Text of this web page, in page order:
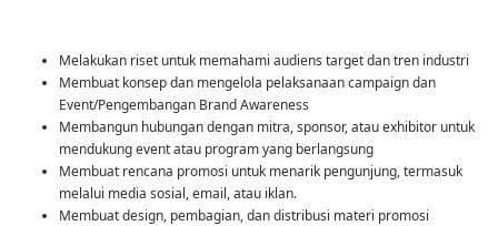
Melakukan riset untuk memahami audiens target dan tren industri
Membuat konsep dan mengelola pelaksanaan campaign dan
Event/Pengembangan Brand Awareness
Membangun hubungan dengan mitra, sponsor, atau exhibitor untuk
mendukung event atau program yang berlangsung
Membuat rencana promosi untuk menarik pengunjung, termasuk
melalui media sosial, email, atau iklan.
Membuat design, pembagian, dan distribusi materi promosi